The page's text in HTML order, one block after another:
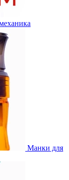
Манки для